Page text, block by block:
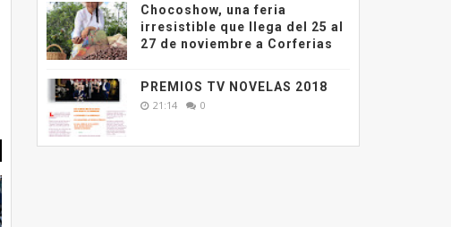
Chocoshow, una feria
irresistible que llega del 25 al
27 de noviembre a Corferias
PREMIOS TV NOVELAS 2018
21:14 0